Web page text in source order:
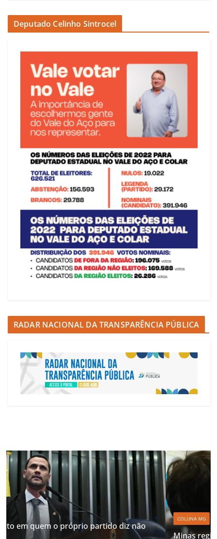
Deputado Celinho Sintrocel
RADAR NACIONAL DA TRANSPARÊNCIA PÚBLICA
COLUNA MG
Minas registra queda do analfabetismo